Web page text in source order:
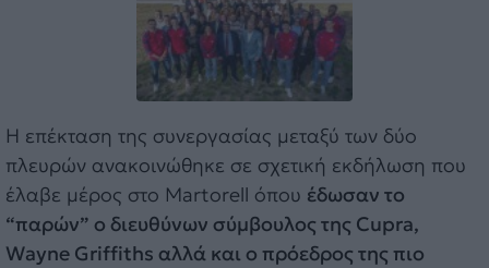
Η επέκταση της συνεργασίας μεταξύ των δύο
πλευρών ανακοινώθηκε σε σχετική εκδήλωση που
έλαβε μέρος στο Martorell όπου έδωσαν το
“παρών” ο διευθύνων σύμβουλος της Cupra,
Wayne Griffiths αλλά και ο πρόεδρος της πιο